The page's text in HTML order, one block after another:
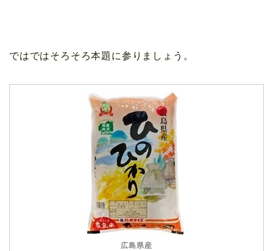
ではではそろそろ本題に参りましょう。
広島県産